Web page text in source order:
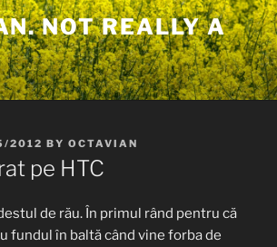
NOT REALLY A
2012 BY OCTAVIAN
pe HTC
de rău. În primul rând pentru că
fundul în baltă când vine forba de